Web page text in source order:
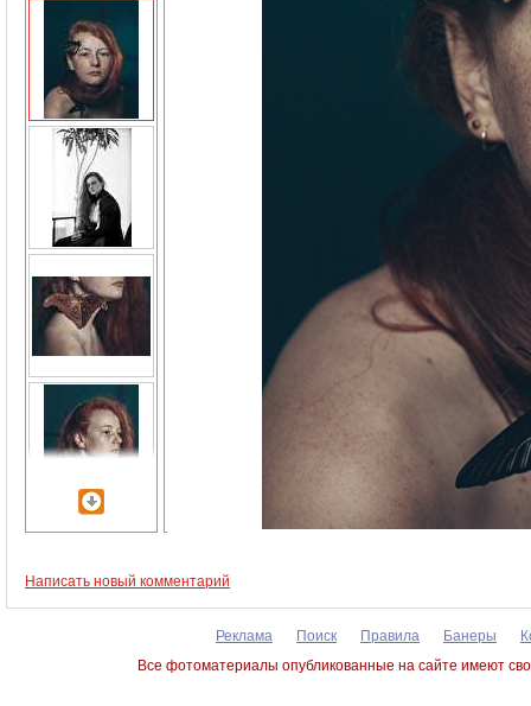
Написать новый комментарий
Реклама Поиск Правила Банеры
Все фотоматериалы опубликованные на сайте имеют